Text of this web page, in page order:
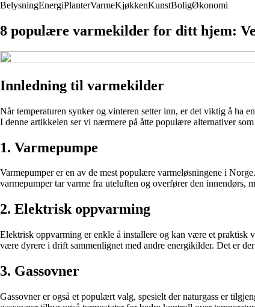
BelysningEnergiPlanterVarmeKjøkkenKunstBoligØkonomi
8 populære varmekilder for ditt hjem:
Innledning til varmekilder
Når temperaturen synker og vinteren setter inn, er det viktig å ha
I denne artikkelen ser vi nærmere på åtte populære alternativer
1. Varmepumpe
Varmepumper er en av de mest populære varmeløsningene i
varmepumper tar varme fra uteluften og overfører den innendørs,
2. Elektrisk oppvarming
Elektrisk oppvarming er enkle å installere og kan være et praktisk
være dyrere i drift sammenlignet med andre energikilder. Det er
3. Gassovner
Gassovner er også et populært valg, spesielt der naturgass er